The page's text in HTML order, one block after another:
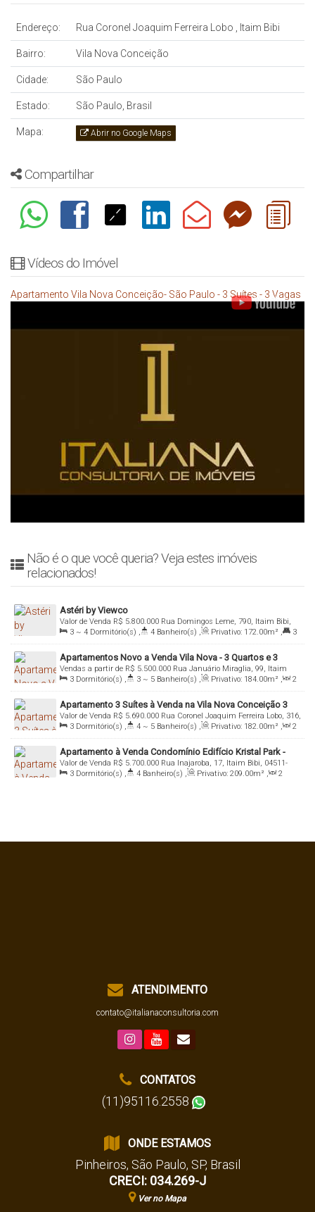
Endereço: Rua Coronel Joaquim Ferreira Lobo , Itaim Bibi
Bairro: Vila Nova Conceição
Cidade: São Paulo
Estado: São Paulo, Brasil
Mapa: Abrir no Google Maps
Compartilhar
Vídeos do Imóvel
Apartamento Vila Nova Conceição- São Paulo - 3 Suítes - 3 Vagas
Não é o que você queria? Veja estes imóveis
relacionados!
Astéri by Viewco
R$ 5.800.000
Valor de Venda
Rua Domingos Leme, 790, Itaim Bibi,
04510-040, Vila Nova Conceição, São Paulo, São Paulo, Brasil
3 ~ 4 Dormitório(s) , 4 Banheiro(s) , Privativo: 172.00m² ,
3
~ 4 Suíte(s) , Total: 172.00m² , 2 ~ 4 Vaga(s) , Útil: 172.00m²
Apartamentos Novo a Venda Vila Nova - 3 Quartos e 3
Vagas
R$ 5.500.000
Vendas a partir de
Rua Januário Miraglia, 99, Itaim
Bibi, 04507-020, Vila Nova Conceição, São Paulo, São Paulo, Brasil
3 Dormitório(s) , 3 ~ 5 Banheiro(s) , Privativo: 184.00m² ,
2
Sala(s) , 3 Suíte(s) , Total: 184.00m² , 3 Vaga(s) ,
Útil:
184.00m²
Apartamento 3 Suítes à Venda na Vila Nova Conceição 3
Sui
R$ 5.690.000
Valor de Venda
Rua Coronel Joaquim Ferreira Lobo, 316,
Itaim Bibi, 04544-150, Vila Nova Conceição, São Paulo, São Paulo,
Brasil
3 Dormitório(s) , 4 ~ 5 Banheiro(s) , Privativo: 182.00m² ,
2
Sala(s) , 3 Suíte(s) , Total: 243.00m² , 3 Vaga(s) ,
Útil:
182.00m²
Apartamento à Venda Condomínio Edifício Kristal Park -
Vila Nova Conceição, São Paulo - SP
R$ 5.700.000
Valor de Venda
Rua Inajaroba, 17, Itaim Bibi, 04511-
040, Vila Nova Conceição, São Paulo, São Paulo, Brasil
3 Dormitório(s) , 4 Banheiro(s) , Privativo: 209.00m² ,
2
ATENDIMENTO
contato@italianaconsultoria.com
CONTATOS
(11)95116.2558
ONDE ESTAMOS
Pinheiros, São Paulo, SP, Brasil
CRECI: 034.269-J
Ver no Mapa